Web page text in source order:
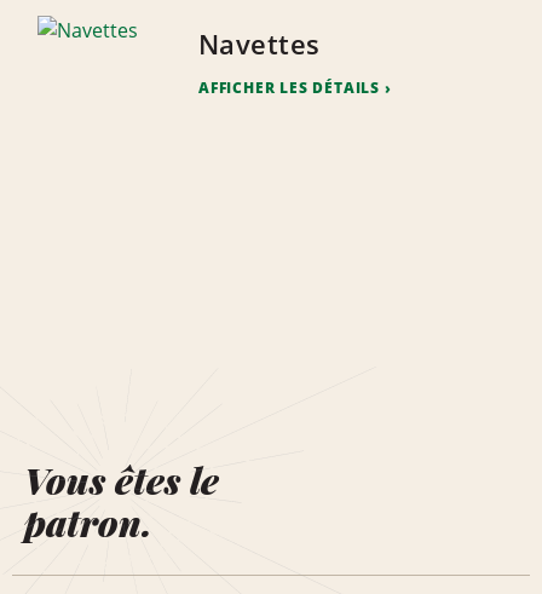
Navettes
AFFICHER LES DÉTAILS
Vous êtes le
patron.